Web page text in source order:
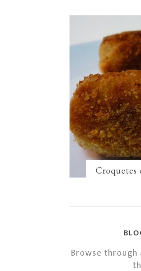
Croquetes
Browse